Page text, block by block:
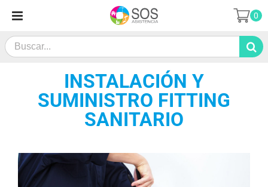
contenido
Search
for:
0
INSTALACIÓN Y
SUMINISTRO FITTING
SANITARIO